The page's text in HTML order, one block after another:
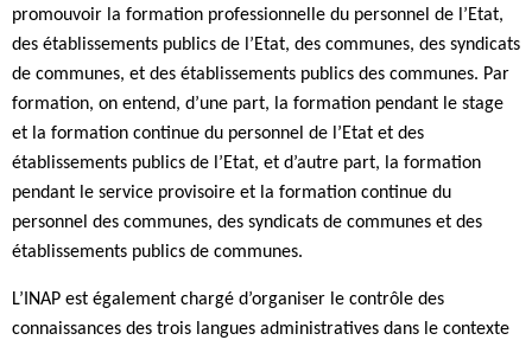
promouvoir la formation professionnelle du personnel de l’Etat,
des établissements publics de l’Etat, des communes, des syndicats
de communes, et des établissements publics des communes. Par
formation, on entend, d’une part, la formation pendant le stage
et la formation continue du personnel de l’Etat et des
établissements publics de l’Etat, et d’autre part, la formation
pendant le service provisoire et la formation continue du
personnel des communes, des syndicats de communes et des
établissements publics de communes.
L’INAP est également chargé d’organiser le contrôle des
connaissances des trois langues administratives dans le contexte